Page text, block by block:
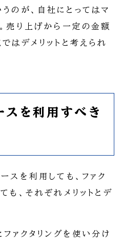
のが、自社にとってはマ
売り上げから一定の金額
はデメリットと考えられ
スを利用すべき
スを利用しても、ファク
も、それぞれメリットとデ
ファクタリングを使い分け